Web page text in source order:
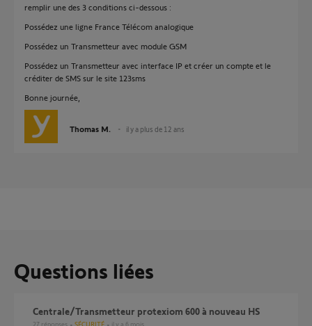
remplir une des 3 conditions ci-dessous :
Possédez une ligne France Télécom analogique
Possédez un Transmetteur avec module GSM
Possédez un Transmetteur avec interface IP et créer un compte et le
créditer de SMS sur le site 123sms
Bonne journée,
Thomas M. il y a plus de 12 ans
Questions liées
Centrale/Transmetteur protexiom 600 à nouveau HS
27 réponses SÉCURITÉ il y a 6 mois